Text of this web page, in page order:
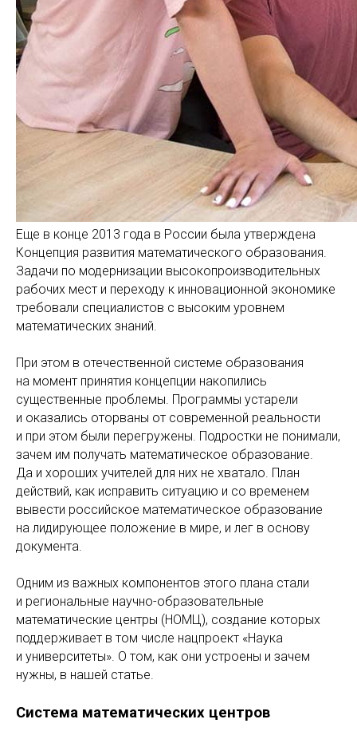
Еще в конце 2013 года в России была утверждена
Концепция развития математического образования.
Задачи по модернизации высокопроизводительных
рабочих мест и переходу к инновационной экономике
требовали специалистов с высоким уровнем
математических знаний.
При этом в отечественной системе образования
на момент принятия концепции накопились
существенные проблемы. Программы устарели
и оказались оторваны от современной реальности
и при этом были перегружены. Подростки не понимали,
зачем им получать математическое образование.
Да и хороших учителей для них не хватало. План
действий, как исправить ситуацию и со временем
вывести российское математическое образование
на лидирующее положение в мире, и лег в основу
документа.
Одним из важных компонентов этого плана стали
и региональные научно-образовательные
математические центры (НОМЦ), создание которых
поддерживает в том числе нацпроект «Наука
и университеты». О том, как они устроены и зачем
нужны, в нашей статье.
Система математических центров